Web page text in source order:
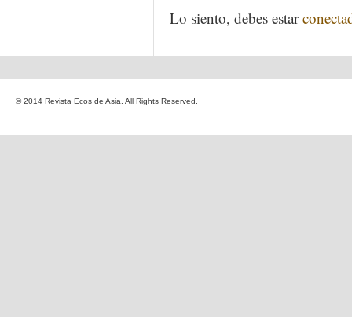
Lo siento, debes estar
© 2014 Revista Ecos de Asia. All Rights Reserved.